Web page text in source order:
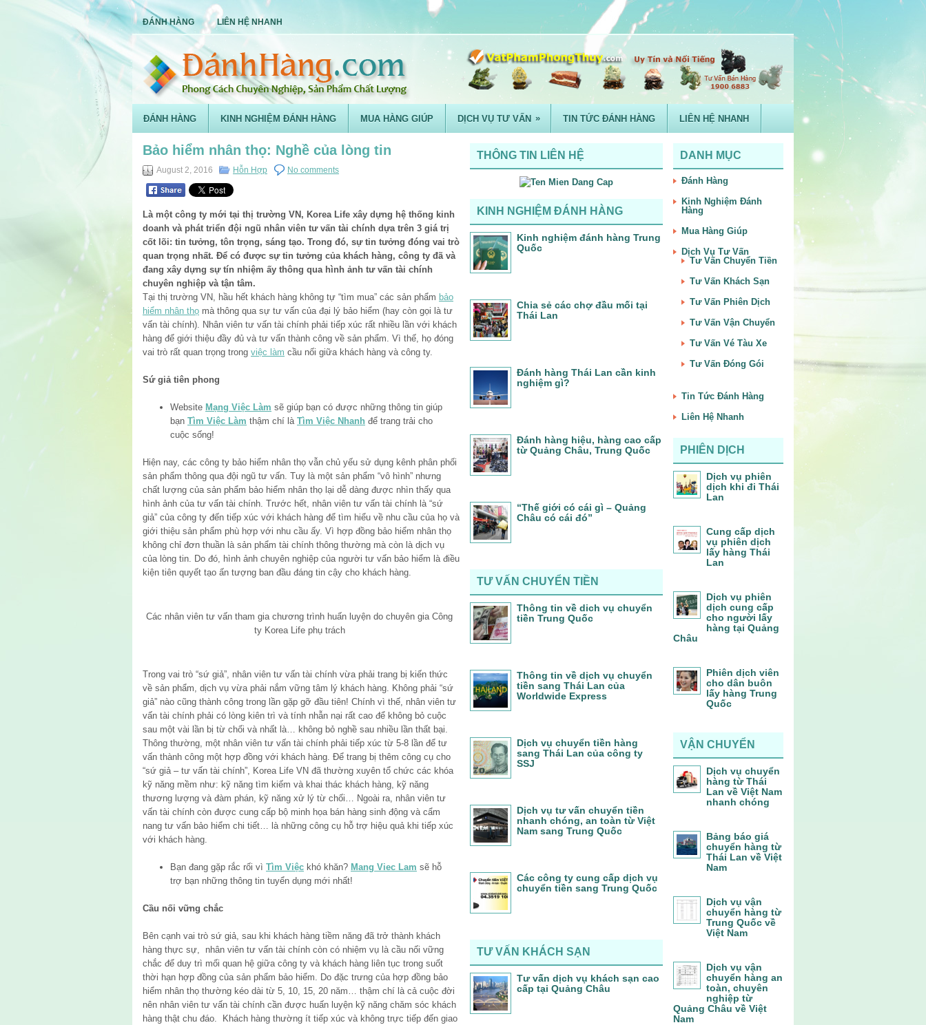
ĐÁNH HÀNG LIÊN HỆ NHANH
ĐÁNH HÀNG KINH NGHIỆM ĐÁNH HÀNG MUA HÀNG GIÚP DỊCH VỤ TƯ VẤN » TIN TỨC ĐÁNH HÀNG LIÊN HỆ NHANH
Bảo hiểm nhân thọ: Nghề của lòng tin
August 2, 2016 Hỗn Hợp No comments
Là một công ty mới tại thị trường VN, Korea Life xây dựng hệ thống kinh
doanh và phát triển đội ngũ nhân viên tư vấn tài chính dựa trên 3 giá trị
cốt lõi: tin tưởng, tôn trọng, sáng tạo. Trong đó, sự tin tưởng đóng vai trò
quan trọng nhất. Để có được sự tin tưởng của khách hàng, công ty đã và
đang xây dựng sự tín nhiệm ấy thông qua hình ảnh tư vấn tài chính
chuyên nghiệp và tận tâm.
Tại thị trường VN, hầu hết khách hàng không tự “tìm mua” các sản phẩm bảo
hiểm nhân thọ mà thông qua sự tư vấn của đại lý bảo hiểm (hay còn gọi là tư
vấn tài chính). Nhân viên tư vấn tài chính phải tiếp xúc rất nhiều lần với khách
hàng để giới thiệu đầy đủ và tư vấn thành công về sản phẩm. Vì thế, họ đóng
vai trò rất quan trọng trong việc làm cầu nối giữa khách hàng và công ty.
Sứ giả tiên phong
Website Mạng Việc Làm sẽ giúp bạn có được những thông tin giúp
bạn Tìm Việc Làm thậm chí là Tìm Việc Nhanh để trang trải cho
cuộc sống!
Hiện nay, các công ty bảo hiểm nhân thọ vẫn chủ yếu sử dụng kênh phân phối
sản phẩm thông qua đội ngũ tư vấn. Tuy là một sản phẩm “vô hình” nhưng
chất lượng của sản phẩm bảo hiểm nhân thọ lại dễ dàng được nhìn thấy qua
hình ảnh của tư vấn tài chính. Trước hết, nhân viên tư vấn tài chính là “sứ
giả” của công ty đến tiếp xúc với khách hàng để tìm hiểu về nhu cầu của họ và
giới thiệu sản phẩm phù hợp với nhu cầu ấy. Vì hợp đồng bảo hiểm nhân thọ
không chỉ đơn thuần là sản phẩm tài chính thông thường mà còn là dịch vụ
của lòng tin. Do đó, hình ảnh chuyên nghiệp của người tư vấn bảo hiểm là điều
kiện tiên quyết tạo ấn tượng ban đầu đáng tin cậy cho khách hàng.
Các nhân viên tư vấn tham gia chương trình huấn luyện do chuyên gia Công
ty Korea Life phụ trách
Trong vai trò “sứ giả”, nhân viên tư vấn tài chính vừa phải trang bị kiến thức
về sản phẩm, dịch vụ vừa phải nắm vững tâm lý khách hàng. Không phải “sứ
giả” nào cũng thành công trong lần gặp gỡ đầu tiên! Chính vì thế, nhân viên tư
vấn tài chính phải có lòng kiên trì và tính nhẫn nại rất cao để không bỏ cuộc
sau một vài lần bị từ chối và nhất là… không bỏ nghề sau nhiều lần thất bại.
Thông thường, một nhân viên tư vấn tài chính phải tiếp xúc từ 5-8 lần để tư
vấn thành công một hợp đồng với khách hàng. Để trang bị thêm công cụ cho
“sứ giả – tư vấn tài chính”, Korea Life VN đã thường xuyên tổ chức các khóa
kỹ năng mềm như: kỹ năng tìm kiếm và khai thác khách hàng, kỹ năng
thương lượng và đàm phán, kỹ năng xử lý từ chối… Ngoài ra, nhân viên tư
vấn tài chính còn được cung cấp bộ minh họa bán hàng sinh động và cẩm
nang tư vấn bảo hiểm chi tiết… là những công cụ hỗ trợ hiệu quả khi tiếp xúc
với khách hàng.
Bạn đang gặp rắc rối vì Tìm Việc khó khăn? Mang Viec Lam sẽ hỗ
trợ bạn những thông tin tuyển dụng mới nhất!
Cầu nối vững chắc
Bên cạnh vai trò sứ giả, sau khi khách hàng tiềm năng đã trở thành khách
hàng thực sự, nhân viên tư vấn tài chính còn có nhiệm vụ là cầu nối vững
chắc để duy trì mối quan hệ giữa công ty và khách hàng liên tục trong suốt
thời hạn hợp đồng của sản phẩm bảo hiểm. Do đặc trưng của hợp đồng bảo
hiểm nhân thọ thường kéo dài từ 5, 10, 15, 20 năm… thậm chí là cả cuộc đời
nên nhân viên tư vấn tài chính cần được huấn luyện kỹ năng chăm sóc khách
hàng thật chu đáo. Khách hàng thường ít tiếp xúc và không trực tiếp đến giao
THÔNG TIN LIÊN HỆ
KINH NGHIỆM ĐÁNH HÀNG
Kinh nghiệm đánh hàng Trung
Quốc
Chia sẻ các chợ đầu mối tại
Thái Lan
Đánh hàng Thái Lan cần kinh
nghiệm gì?
Đánh hàng hiệu, hàng cao cấp
từ Quảng Châu, Trung Quốc
“Thế giới có cái gì – Quảng
Châu có cái đó”
TƯ VẤN CHUYỂN TIỀN
Thông tin về dich vụ chuyển
tiền Trung Quốc
Thông tin về dịch vụ chuyển
tiền sang Thái Lan của
Worldwide Express
Dịch vụ chuyển tiền hàng
sang Thái Lan của công ty
SSJ
Dịch vụ tư vấn chuyển tiền
nhanh chóng, an toàn từ Việt
Nam sang Trung Quốc
Các công ty cung cấp dịch vụ
chuyển tiền sang Trung Quốc
TƯ VẤN KHÁCH SẠN
Tư vấn dịch vụ khách sạn cao
cấp tại Quảng Châu
DANH MỤC
Đánh Hàng
Kinh Nghiệm Đánh
Hàng
Mua Hàng Giúp
Dịch Vụ Tư Vấn
Tư Vấn Chuyển Tiền
Tư Vấn Khách Sạn
Tư Vấn Phiên Dịch
Tư Vấn Vận Chuyển
Tư Vấn Vé Tàu Xe
Tư Vấn Đóng Gói
Tin Tức Đánh Hàng
Liên Hệ Nhanh
PHIÊN DỊCH
Dịch vụ phiên
dịch khi đi Thái
Lan
Cung cấp dịch
vụ phiên dịch
lấy hàng Thái
Lan
Dịch vụ phiên
dịch cung cấp
cho người lấy
hàng tại Quảng
Châu
Phiên dịch viên
cho dân buôn
lấy hàng Trung
Quốc
VẬN CHUYỂN
Dịch vụ chuyển
hàng từ Thái
Lan về Việt Nam
nhanh chóng
Bảng báo giá
chuyển hàng từ
Thái Lan về Việt
Nam
Dịch vụ vận
chuyển hàng từ
Trung Quốc về
Việt Nam
Dịch vụ vận
chuyển hàng an
toàn, chuyên
nghiệp từ
Quảng Châu về Việt
Nam